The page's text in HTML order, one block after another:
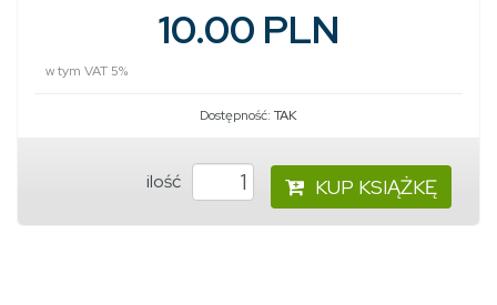
10.00 PLN
w tym VAT 5%
Dostępność: TAK
ilość KUP KSIĄŻKĘ